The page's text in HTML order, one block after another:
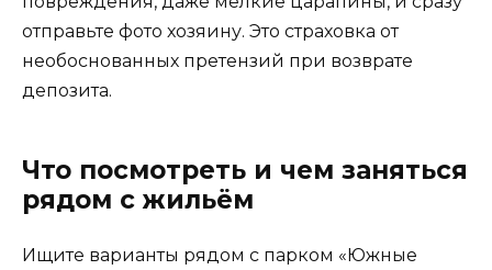
отправьте фото хозяину. Это страховка от
необоснованных претензий при возврате
депозита.
Что посмотреть и чем заняться
рядом с жильём
Ищите варианты рядом с парком «Южные